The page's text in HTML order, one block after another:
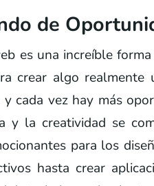
de
es una increíble
crear algo realmente
cada vez hay más
y la creatividad se
para los
hasta crear